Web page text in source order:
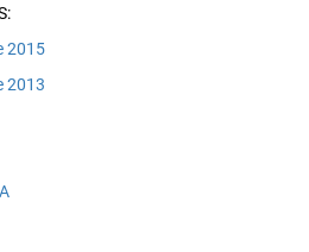
2015
2013